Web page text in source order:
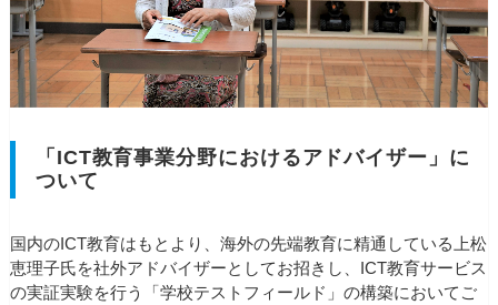
「ICT教育事業分野におけるアドバイザー」に
ついて
国内のICT教育はもとより、海外の先端教育に精通している上松
恵理子氏を社外アドバイザーとしてお招きし、ICT教育サービス
の実証実験を行う「学校テストフィールド」の構築においてご